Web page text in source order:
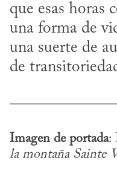
que esas horas
una forma de
una suerte de
de
Imagen de portada:
la montaña Sainte